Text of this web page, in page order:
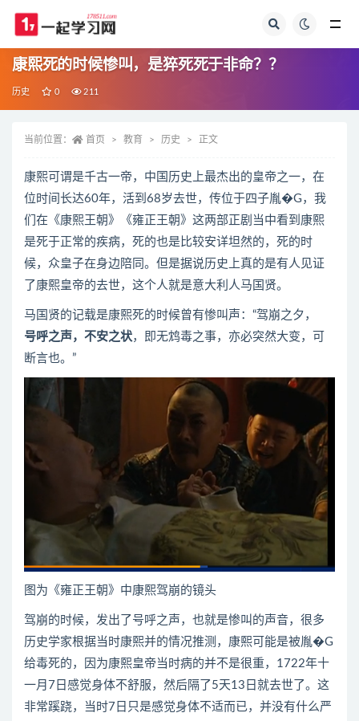
康熙死的时候惨叫，是猝死死于非命？？
历史 0 211
当前位置： 首页 教育 历史 正文
康熙可谓是千古一帝，中国历史上最杰出的皇帝之一，在
位时间长达60年，活到68岁去世，传位于四子胤�G，我
们在《康熙王朝》《雍正王朝》这两部正剧当中看到康熙
是死于正常的疾病，死的也是比较安详坦然的，死的时
候，众皇子在身边陪同。但是据说历史上真的是有人见证
了康熙皇帝的去世，这个人就是意大利人马国贤。
马国贤的记载是康熙死的时候曾有惨叫声：“驾崩之夕，
号呼之声，不安之状，即无鸩毒之事，亦必突然大变，可
断言也。”
图为《雍正王朝》中康熙驾崩的镜头
驾崩的时候，发出了号呼之声，也就是惨叫的声音，很多
历史学家根据当时康熙并的情况推测，康熙可能是被胤�G
给毒死的，因为康熙皇帝当时病的并不是很重，1722年十
一月7日感觉身体不舒服，然后隔了5天13日就去世了。这
非常蹊跷，当时7日只是感觉身体不适而已，并没有什么严